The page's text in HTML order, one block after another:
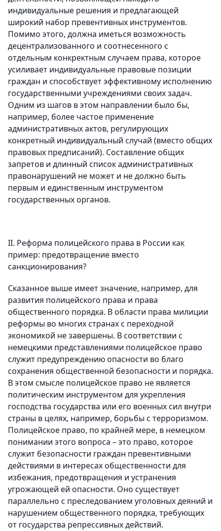
индивидуальные решения и предлагающей
широкий набор превентивных инструментов.
Помимо этого, должна иметься возможность
децентрализованного и соотнесенного с
отдельным конкректным случаем права, которое
усиливает индивидуальные правовые позиции
граждан и способствует эффективному исполнению
государственными учреждениями своих задач.
Одним из шагов в этом направлении было бы,
например, более частое применение
административных актов, регулирующих
конкретный индивидуальный случай (вместо общих
правовых предписаний). Составление общих
запретов и длинный список административных
правонарушений не может и не должно быть
первым и единственным инструментом
государственных органов.
II. Реформа полицейского права в России как
пример: предотвращение вместо
санкционирования?
Сказанное выше имеет значение, например, для
развития полицейского права и права
общественного порядка. В области права милиции
реформы во многих странах с переходной
экономикой не завершены. В соответствии с
немецкими представлениями полицейское право
служит предупреждению опасности во благо
сохранения общественной безопасности и порядка.
В этом смысле полицейское право не является
политическим инструментом для укрепления
господства государства или его военных сил внутри
страны в целях, например, борьбы с терроризмом.
Полицейское право, по крайней мере, в немецком
понимании этого вопроса – это право, которое
служит безопасности граждан превентивными
действиями в интересах общественности для
избежания, предотвращения и устранения
угрожающей ей опасности. Оно существует
параллельно с преследованием уголовных деяний и
нарушением общественного порядка, требующих
от государства репрессивных действий.